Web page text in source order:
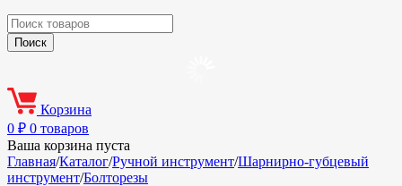
Корзина
0 ₽ 0 товаров
Ваша корзина пуста
Главная/Каталог/Ручной инструмент/Шарнирно-губцевый
инструмент/Болторезы